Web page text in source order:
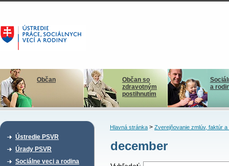
Občan
Občan so
zdravotným
postihnutím
a
Ústredie PSVR
Úrady PSVR
Sociálne veci a rodina
Hlavná stránka> Zverejňovanie zmlúv, faktúr a
december